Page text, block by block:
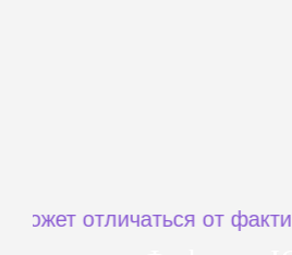
отличаться от